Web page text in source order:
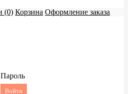
(0) Корзина Оформление заказа
Пароль